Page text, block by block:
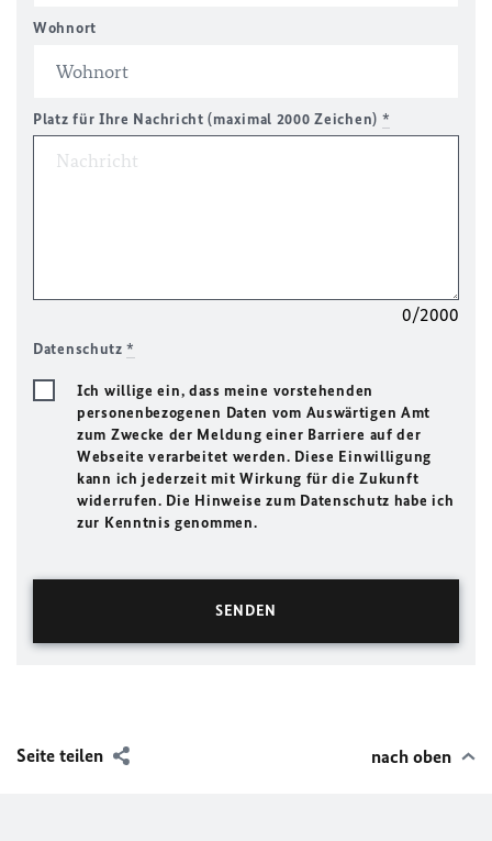
Wohnort
Platz für Ihre Nachricht (maximal 2000 Zeichen) *
0/2000
Datenschutz*
Ich willige ein, dass meine vorstehenden
personenbezogenen Daten vom Auswärtigen Amt
zum Zwecke der Meldung einer Barriere auf der
Webseite verarbeitet werden. Diese Einwilligung
kann ich jederzeit mit Wirkung für die Zukunft
widerrufen. Die Hinweise zum Datenschutz habe ich
zur Kenntnis genommen.
Seite teilen nach oben